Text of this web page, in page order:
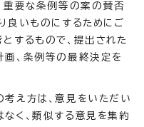
重要な条例等の案の賛否
良いものにするためにご
するもので、提出された
、条例等の最終決定を
え方は、意見をいただい
く、類似する意見を集約